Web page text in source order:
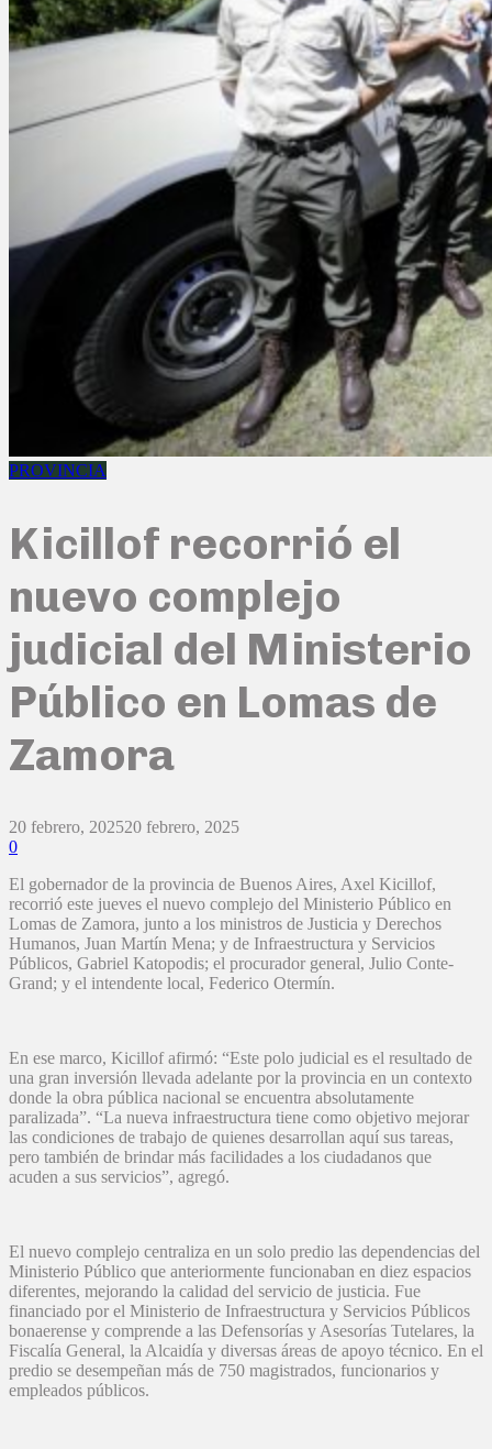
PROVINCIA
Kicillof recorrió el
nuevo complejo
judicial del Ministerio
Público en Lomas de
Zamora
20 febrero, 202520 febrero, 2025
0
El gobernador de la provincia de Buenos Aires, Axel Kicillof,
recorrió este jueves el nuevo complejo del Ministerio Público en
Lomas de Zamora, junto a los ministros de Justicia y Derechos
Humanos, Juan Martín Mena; y de Infraestructura y Servicios
Públicos, Gabriel Katopodis; el procurador general, Julio Conte-
Grand; y el intendente local, Federico Otermín.
En ese marco, Kicillof afirmó: “Este polo judicial es el resultado de
una gran inversión llevada adelante por la provincia en un contexto
donde la obra pública nacional se encuentra absolutamente
paralizada”. “La nueva infraestructura tiene como objetivo mejorar
las condiciones de trabajo de quienes desarrollan aquí sus tareas,
pero también de brindar más facilidades a los ciudadanos que
acuden a sus servicios”, agregó.
El nuevo complejo centraliza en un solo predio las dependencias del
Ministerio Público que anteriormente funcionaban en diez espacios
diferentes, mejorando la calidad del servicio de justicia. Fue
financiado por el Ministerio de Infraestructura y Servicios Públicos
bonaerense y comprende a las Defensorías y Asesorías Tutelares, la
Fiscalía General, la Alcaidía y diversas áreas de apoyo técnico. En el
predio se desempeñan más de 750 magistrados, funcionarios y
empleados públicos.